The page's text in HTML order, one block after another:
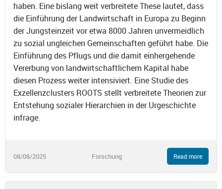
haben. Eine bislang weit verbreitete These lautet, dass
die Einführung der Landwirtschaft in Europa zu Beginn
der Jungsteinzeit vor etwa 8000 Jahren unvermeidlich
zu sozial ungleichen Gemeinschaften geführt habe. Die
Einführung des Pflugs und die damit einhergehende
Vererbung von landwirtschaftlichem Kapital habe
diesen Prozess weiter intensiviert. Eine Studie des
Exzellenzclusters ROOTS stellt verbreitete Theorien zur
Entstehung sozialer Hierarchien in der Urgeschichte
infrage.
08/08/2025 Forschung Read more